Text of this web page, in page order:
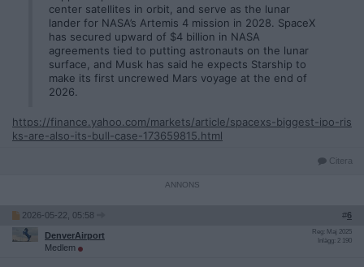
center satellites in orbit, and serve as the lunar
lander for NASA’s Artemis 4 mission in 2028. SpaceX
has secured upward of $4 billion in NASA
agreements tied to putting astronauts on the lunar
surface, and Musk has said he expects Starship to
make its first uncrewed Mars voyage at the end of
2026.
https://finance.yahoo.com/markets/article/spacexs-biggest-ipo-ris
ks-are-also-its-bull-case-173659815.html
Citera
2026-05-22, 05:58 #6
DenverAirport
Medlem
Reg: Maj 2025
Inlägg: 2 190